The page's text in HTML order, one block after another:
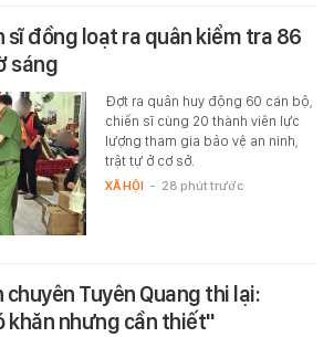
sĩ đồng loạt ra quân kiểm tra 86
sáng
Đợt ra quân huy động 60 cán bộ,
chiến sĩ cùng 20 thành viên lực
lượng tham gia bảo vệ an ninh,
trật tự ở cơ sở.
XÃ HỘI - 28 phút trước
chuyên Tuyên Quang thi lại:
khăn nhưng cần thiết"